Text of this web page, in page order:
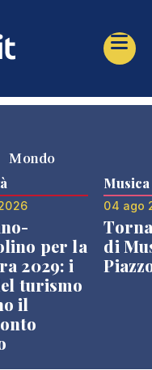
Mondo
per la
2029: i
turismo
il
Musica
04 ago
di